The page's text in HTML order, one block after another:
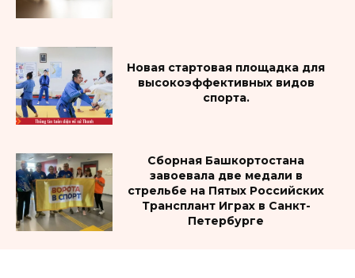
Новая стартовая площадка для
высокоэффективных видов
спорта.
Сборная Башкортостана
завоевала две медали в
стрельбе на Пятых Российских
Трансплант Играх в Санкт-
Петербурге